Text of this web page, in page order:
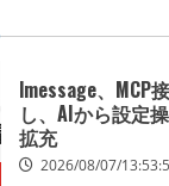
する調査】AIを
きている企業は
業の68.0％が、
活用は「上手く